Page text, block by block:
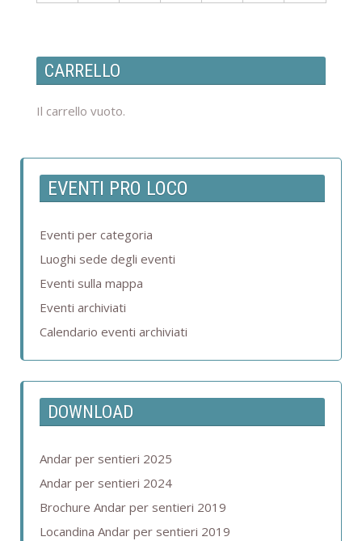
CARRELLO
Il carrello vuoto.
EVENTI PRO LOCO
Eventi per categoria
Luoghi sede degli eventi
Eventi sulla mappa
Eventi archiviati
Calendario eventi archiviati
DOWNLOAD
Andar per sentieri 2025
Andar per sentieri 2024
Brochure Andar per sentieri 2019
Locandina Andar per sentieri 2019